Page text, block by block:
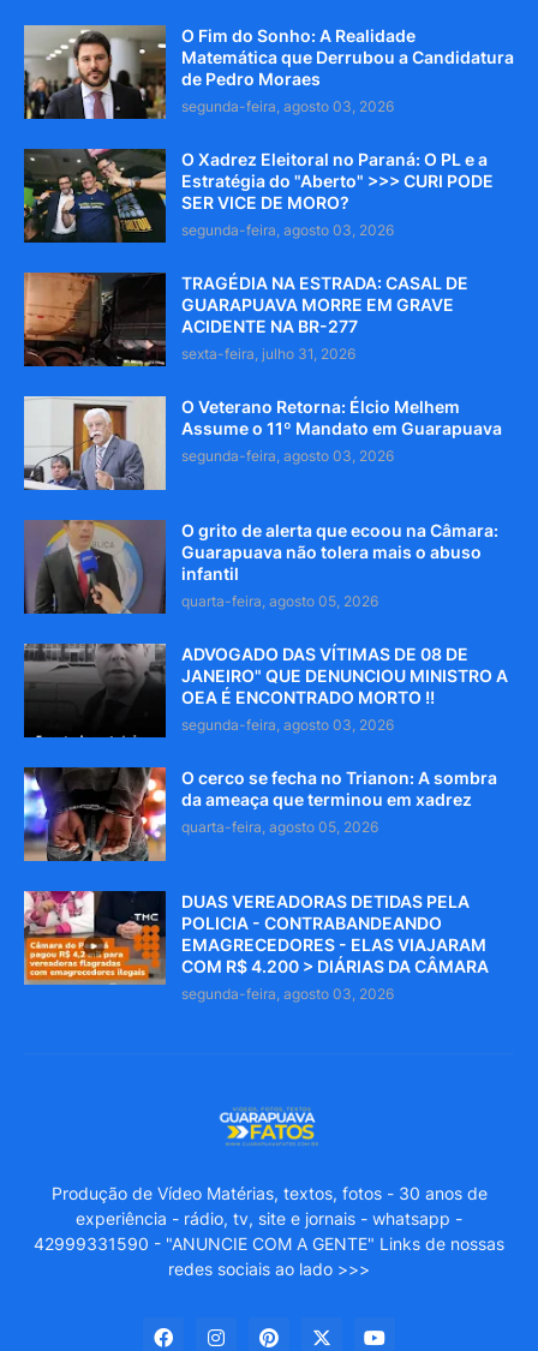
O Fim do Sonho: A Realidade
Matemática que Derrubou a Candidatura
de Pedro Moraes
segunda-feira, agosto 03, 2026
O Xadrez Eleitoral no Paraná: O PL e a
Estratégia do "Aberto" >>> CURI PODE
SER VICE DE MORO?
segunda-feira, agosto 03, 2026
TRAGÉDIA NA ESTRADA: CASAL DE
GUARAPUAVA MORRE EM GRAVE
ACIDENTE NA BR-277
sexta-feira, julho 31, 2026
O Veterano Retorna: Élcio Melhem
Assume o 11º Mandato em Guarapuava
segunda-feira, agosto 03, 2026
O grito de alerta que ecoou na Câmara:
Guarapuava não tolera mais o abuso
infantil
quarta-feira, agosto 05, 2026
ADVOGADO DAS VÍTIMAS DE 08 DE
JANEIRO" QUE DENUNCIOU MINISTRO A
OEA É ENCONTRADO MORTO !!
segunda-feira, agosto 03, 2026
O cerco se fecha no Trianon: A sombra
da ameaça que terminou em xadrez
quarta-feira, agosto 05, 2026
DUAS VEREADORAS DETIDAS PELA
POLICIA - CONTRABANDEANDO
EMAGRECEDORES - ELAS VIAJARAM
COM R$ 4.200 > DIÁRIAS DA CÂMARA
segunda-feira, agosto 03, 2026
Produção de Vídeo Matérias, textos, fotos - 30 anos de
experiência - rádio, tv, site e jornais - whatsapp -
42999331590 - "ANUNCIE COM A GENTE" Links de nossas
redes sociais ao lado >>>